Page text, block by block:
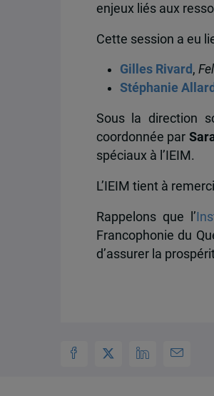
enjeux liés aux
Cette session a eu
Gilles Rivard ,
Stéphanie
Sous la direction
coordonnée par
spéciaux à l’IEIM.
L’IEIM tient à
Rappelons que l’
Francophonie du
d’assurer la